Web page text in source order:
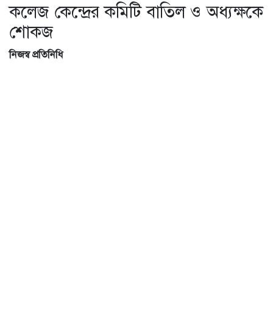
কলেজ কেন্দ্রের কমিটি বাতিল ও অধ্যক্ষকে
শোকজ
নিজস্ব প্রতিনিধি